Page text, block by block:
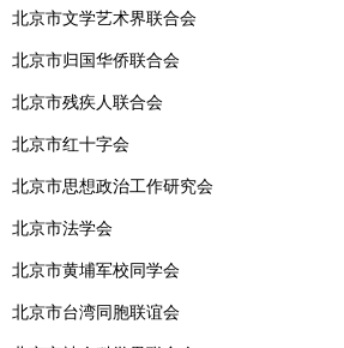
北京市文学艺术界联合会
北京市归国华侨联合会
北京市残疾人联合会
北京市红十字会
北京市思想政治工作研究会
北京市法学会
北京市黄埔军校同学会
北京市台湾同胞联谊会